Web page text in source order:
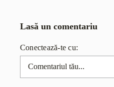
Lasă un comentariu
Conectează-te cu:
Comentariu